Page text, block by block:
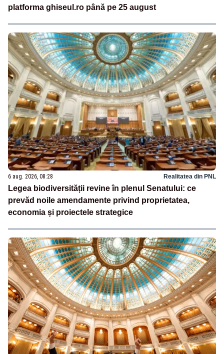
platforma ghiseul.ro până pe 25 august
6 aug. 2026, 08:28 Realitatea din PNL
Legea biodiversității revine în plenul Senatului: ce
prevăd noile amendamente privind proprietatea,
economia și proiectele strategice